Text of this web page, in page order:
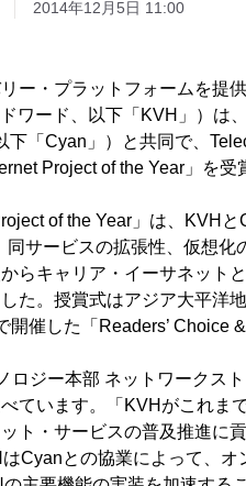
2014年12月5日 11:00
ー・プラットフォームを提
ワード、以下「KVH」）は
下「Cyan」）と共同で、
Project of the Year」を受
of the Year」は、KVH
同サービスの拡張性、仮想
らキャリア・イーサネット
た。授賞式はアジア大平洋
開催した「Readers’ Choice
ロジー本部 ネットワークス
ています。「KVHがこれま
ト・サービスの普及推進に
Cyanとの協業によって、